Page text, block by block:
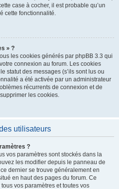
case à cocher, il est probable qu’un
cette fonctionnalité.
» ?
les cookies générés par phpBB 3.3 qui
connexion au forum. Les cookies
statut des messages (s’ils sont lus ou
a été activée par un administrateur
récurrents de connexion et de
les cookies.
utilisateurs
?
vos paramètres sont stockés dans la
les modifier depuis le panneau de
dernier se trouve généralement en
en haut des pages du forum. Ce
vos paramètres et toutes vos